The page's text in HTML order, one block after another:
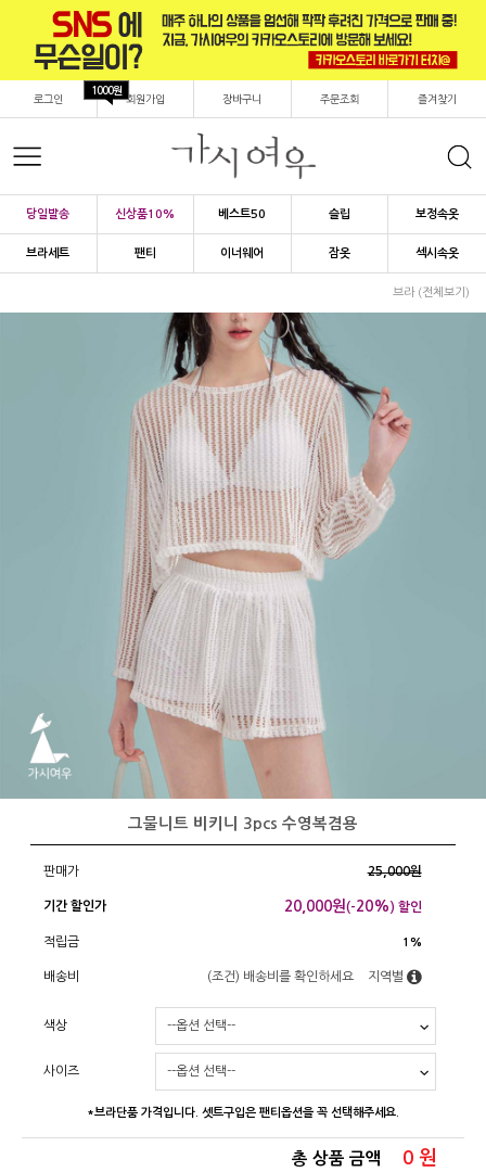
로그인 회원가입
1000원
장바구니 주문조회 즐겨찾기
당일발송 신상품10% 베스트50 슬립 보정속옷
브라세트 팬티 이너웨어 잠옷 섹시속옷
브라 (전체보기)
그물니트 비키니 3pcs 수영복겸용
판매가 25,000원
기간 할인가 20,000원(-20%) 할인
적립금 1%
배송비 (조건) 배송비를 확인하세요 지역별
색상
사이즈
*브라단품 가격입니다. 셋트구입은 팬티옵션을 꼭 선택해주세요.
총 상품 금액 0 원